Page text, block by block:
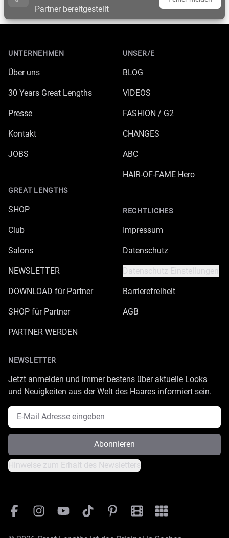
Partner bereitgestellt
UNTERNEHMEN
Über uns
30 Years Great Lengths
Presse
Kontakt
JOBS
GREAT LENGTHS
SHOP
Club
Salons
NEWSLETTER
DOWNLOAD für Partner
SHOP für Partner
PARTNER WERDEN
UNSER/E
BLOG
VIDEOS
FASHION / G2
CHANGES
ABC
HAIR-OF-FAME Hero
RECHTLICHES
Impressum
Datenschutz
Datenschutz Einstellungen
Barrierefreiheit
AGB
NEWSLETTER
Jetzt anmelden und immer bestens über aktuelle Looks
und Neuigkeiten aus der Welt des Haares informiert sein.
E-Mail Adresse
Abonnieren
Hinweise zum Erhalt des Newsletters
FacebookInstagramYouTubeTikTok PinterestGreat Lengths
Great Lengths -